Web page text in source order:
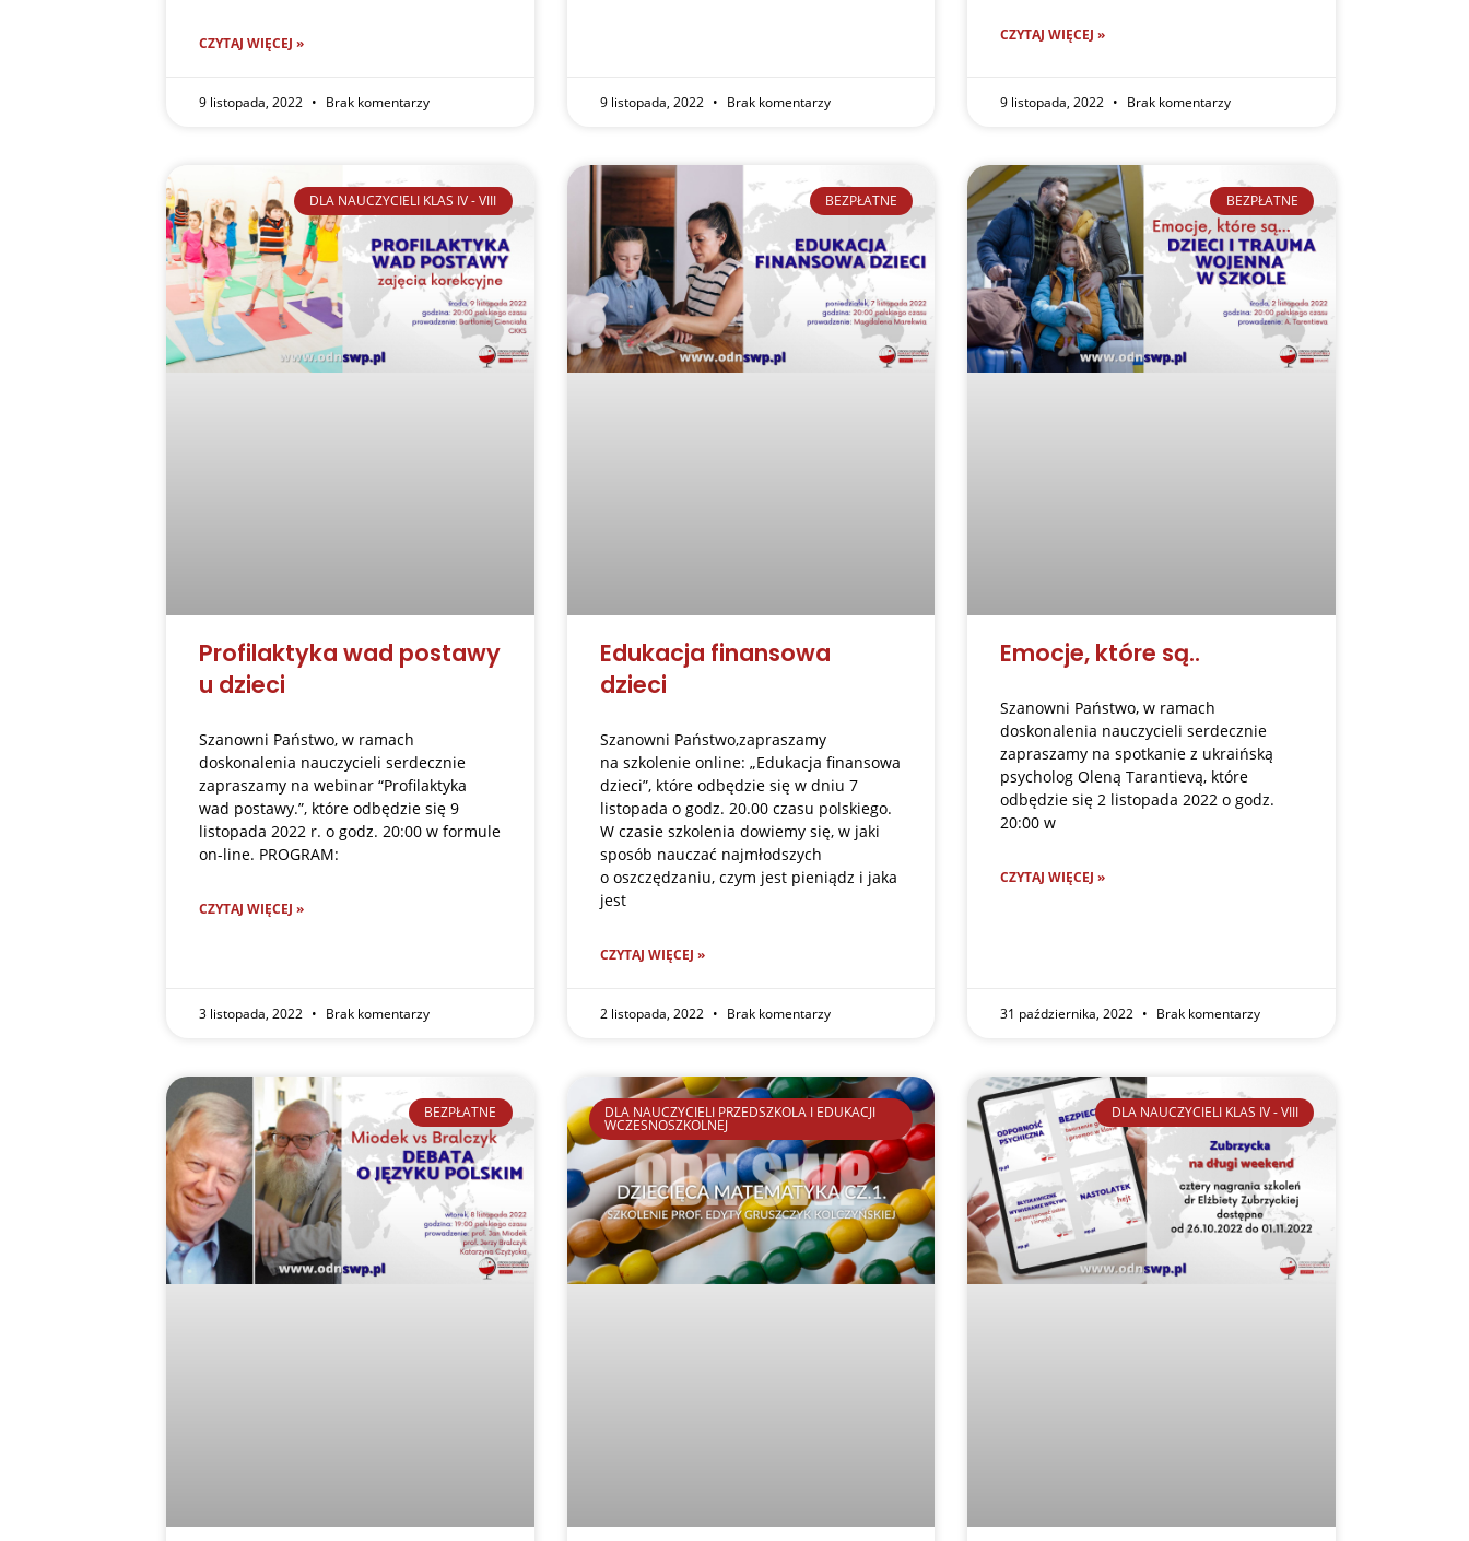
CZYTAJ WIĘCEJ »
9 listopada, 2022 Brak komentarzy 9 listopada, 2022 Brak komentarzy
CZYTAJ WIĘCEJ »
9 listopada, 2022 Brak komentarzy
DLA NAUCZYCIELI KLAS IV - VIII
Profilaktyka wad postawy
u dzieci
Szanowni Państwo, w ramach
doskonalenia nauczycieli serdecznie
zapraszamy na webinar “Profilaktyka
wad postawy.”, które odbędzie się 9
listopada 2022 r. o godz. 20:00 w formule
on-line. PROGRAM:
CZYTAJ WIĘCEJ »
3 listopada, 2022 Brak komentarzy
BEZPŁATNE
Edukacja finansowa
dzieci
Szanowni Państwo,zapraszamy
na szkolenie online: „Edukacja finansowa
dzieci”, które odbędzie się w dniu 7
listopada o godz. 20.00 czasu polskiego.
W czasie szkolenia dowiemy się, w jaki
sposób nauczać najmłodszych
o oszczędzaniu, czym jest pieniądz i jaka
jest
CZYTAJ WIĘCEJ »
2 listopada, 2022 Brak komentarzy
BEZPŁATNE
Emocje, które są..
Szanowni Państwo, w ramach
doskonalenia nauczycieli serdecznie
zapraszamy na spotkanie z ukraińską
psycholog Oleną Tarantievą, które
odbędzie się 2 listopada 2022 o godz.
20:00 w
CZYTAJ WIĘCEJ »
31 października, 2022 Brak komentarzy
BEZPŁATNE DLA NAUCZYCIELI PRZEDSZKOLA I EDUKACJI
WCZESNOSZKOLNEJ
DLA NAUCZYCIELI KLAS IV - VIII